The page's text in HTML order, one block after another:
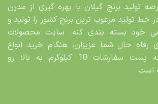
تولید برنج گیلان با بهره گیری از مدرن
خط تولید مرغوب ترین برنج کشور را تولید و
خود بسته بندی کنه. سایت محصولات
رفاه حال شما عزیزان، هنگام خرید انواع
10 کیلوگرم به بالا رو
است.